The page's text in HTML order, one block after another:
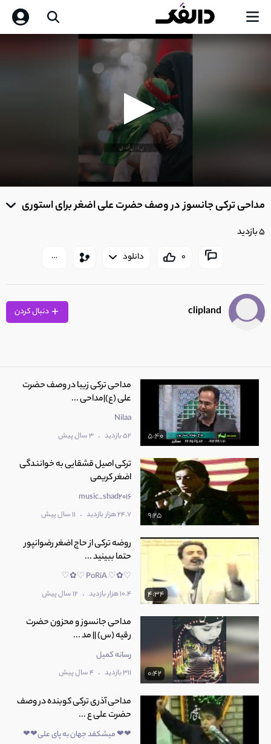
0
of مداحی ترکی جانسوز در وصف حضرت علی اضغر برای استوری
5 بازدید
0 دانلود
clipland
5:40
مداحی ترکی زیبا در وصف حضرت
علی (ع)|مداحی ...
Nilaa
52 بازدید . 3 سال پیش
9:25
ترکی اصیل قشقایی به خوانندگی
اضغر کریمی
music_shad2016
24.7 هزار بازدید . 11 سال پیش
4:34
روضه ترکی از حاج اضغر رضوانپور
حتما ببینید ...
♡✿♡ PoRiA ♡✿♡
10.4 هزار بازدید . 12 سال پیش
0:42
مداحی جانسوز و محزون حضرت
رقیه (س) || مد ...
رسانه کمیل
311 بازدید . 4 سال پیش
مداحی آذری ترکی کوبنده در وصف
حضرت علی ع ...
❤❤ میشکفد جهان به پای علی❤❤